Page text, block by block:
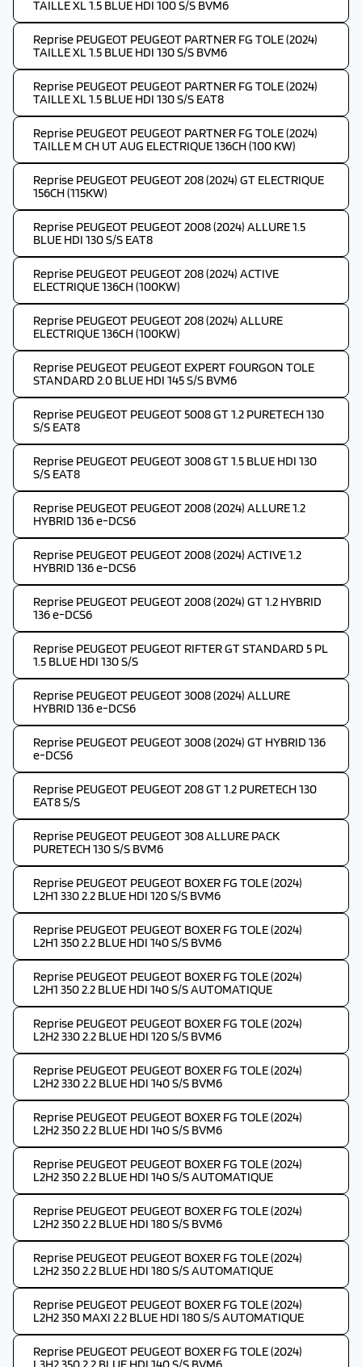
TAILLE XL 1.5 BLUE HDI 100 S/S BVM6
Reprise PEUGEOT PEUGEOT PARTNER FG TOLE (2024)
TAILLE XL 1.5 BLUE HDI 130 S/S BVM6
Reprise PEUGEOT PEUGEOT PARTNER FG TOLE (2024)
TAILLE XL 1.5 BLUE HDI 130 S/S EAT8
Reprise PEUGEOT PEUGEOT PARTNER FG TOLE (2024)
TAILLE M CH UT AUG ELECTRIQUE 136CH (100 KW)
Reprise PEUGEOT PEUGEOT 208 (2024) GT ELECTRIQUE
156CH (115KW)
Reprise PEUGEOT PEUGEOT 2008 (2024) ALLURE 1.5
BLUE HDI 130 S/S EAT8
Reprise PEUGEOT PEUGEOT 208 (2024) ACTIVE
ELECTRIQUE 136CH (100KW)
Reprise PEUGEOT PEUGEOT 208 (2024) ALLURE
ELECTRIQUE 136CH (100KW)
Reprise PEUGEOT PEUGEOT EXPERT FOURGON TOLE
STANDARD 2.0 BLUE HDI 145 S/S BVM6
Reprise PEUGEOT PEUGEOT 5008 GT 1.2 PURETECH 130
S/S EAT8
Reprise PEUGEOT PEUGEOT 3008 GT 1.5 BLUE HDI 130
S/S EAT8
Reprise PEUGEOT PEUGEOT 2008 (2024) ALLURE 1.2
HYBRID 136 e-DCS6
Reprise PEUGEOT PEUGEOT 2008 (2024) ACTIVE 1.2
HYBRID 136 e-DCS6
Reprise PEUGEOT PEUGEOT 2008 (2024) GT 1.2 HYBRID
136 e-DCS6
Reprise PEUGEOT PEUGEOT RIFTER GT STANDARD 5 PL
1.5 BLUE HDI 130 S/S
Reprise PEUGEOT PEUGEOT 3008 (2024) ALLURE
HYBRID 136 e-DCS6
Reprise PEUGEOT PEUGEOT 3008 (2024) GT HYBRID 136
e-DCS6
Reprise PEUGEOT PEUGEOT 208 GT 1.2 PURETECH 130
EAT8 S/S
Reprise PEUGEOT PEUGEOT 308 ALLURE PACK
PURETECH 130 S/S BVM6
Reprise PEUGEOT PEUGEOT BOXER FG TOLE (2024)
L2H1 330 2.2 BLUE HDI 120 S/S BVM6
Reprise PEUGEOT PEUGEOT BOXER FG TOLE (2024)
L2H1 350 2.2 BLUE HDI 140 S/S BVM6
Reprise PEUGEOT PEUGEOT BOXER FG TOLE (2024)
L2H1 350 2.2 BLUE HDI 140 S/S AUTOMATIQUE
Reprise PEUGEOT PEUGEOT BOXER FG TOLE (2024)
L2H2 330 2.2 BLUE HDI 120 S/S BVM6
Reprise PEUGEOT PEUGEOT BOXER FG TOLE (2024)
L2H2 330 2.2 BLUE HDI 140 S/S BVM6
Reprise PEUGEOT PEUGEOT BOXER FG TOLE (2024)
L2H2 350 2.2 BLUE HDI 140 S/S BVM6
Reprise PEUGEOT PEUGEOT BOXER FG TOLE (2024)
L2H2 350 2.2 BLUE HDI 140 S/S AUTOMATIQUE
Reprise PEUGEOT PEUGEOT BOXER FG TOLE (2024)
L2H2 350 2.2 BLUE HDI 180 S/S BVM6
Reprise PEUGEOT PEUGEOT BOXER FG TOLE (2024)
L2H2 350 2.2 BLUE HDI 180 S/S AUTOMATIQUE
Reprise PEUGEOT PEUGEOT BOXER FG TOLE (2024)
L2H2 350 MAXI 2.2 BLUE HDI 180 S/S AUTOMATIQUE
Reprise PEUGEOT PEUGEOT BOXER FG TOLE (2024)